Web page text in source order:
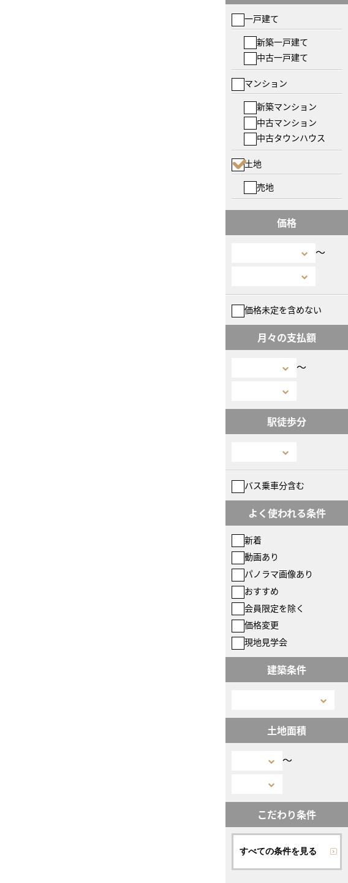
一戸建て
新築一戸建て
中古一戸建て
マンション
新築マンション
中古マンション
中古タウンハウス
土地
売地
価格
〜
価格未定を含めない
月々の支払額
〜
駅徒歩分
バス乗車分含む
よく使われる条件
新着
動画あり
パノラマ画像あり
おすすめ
会員限定を除く
価格変更
現地見学会
建築条件
土地面積
〜
こだわり条件
すべての条件を見る